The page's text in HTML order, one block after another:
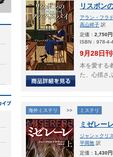
リスボン
アラン・フラ
高山祥子 訳
定価： 2,750円
ISBN：978-4-
9月28日
本を愛する
た、心揺さ
海外ミステリ >> ミステリ
ミゼレー
ジャン＝クリ
平岡敦 訳
定価： 1,430円